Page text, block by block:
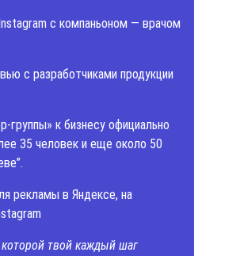
с компаньоном — врачом
с разработчиками продукции
группы» к бизнесу официально
35 человек и еще около 50
рекламы в Яндексе, на
твой каждый шаг